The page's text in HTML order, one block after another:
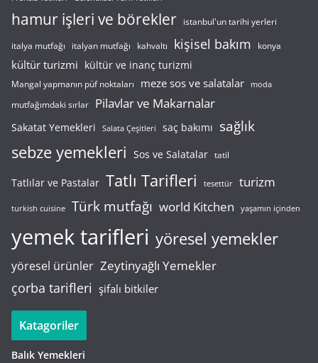
hamur işleri ve börekler istanbul'un tarihi yerleri
italya mutfağı italyan mutfağı kahvaltı kişisel bakım konya
kültür turizmi kültür ve inanç turizmi
Mangal yapmanın püf noktaları meze sos ve salatalar moda
mutfağımdaki sırlar Pilavlar ve Makarnalar
Sakatat Yemekleri Salata Çeşitleri saç bakımı sağlık
sebze yemekleri Sos ve Salatalar tatil
Tatlılar ve Pastalar Tatlı Tarifleri tesettür turizm
turkish cuisine Türk mutfağı world Kitchen yaşamın içinden
yemek tarifleri yöresel yemekler
yöresel ürünler Zeytinyağlı Yemekler
çorba tarifleri şifalı bitkiler
Katagoriler
Balık Yemekleri